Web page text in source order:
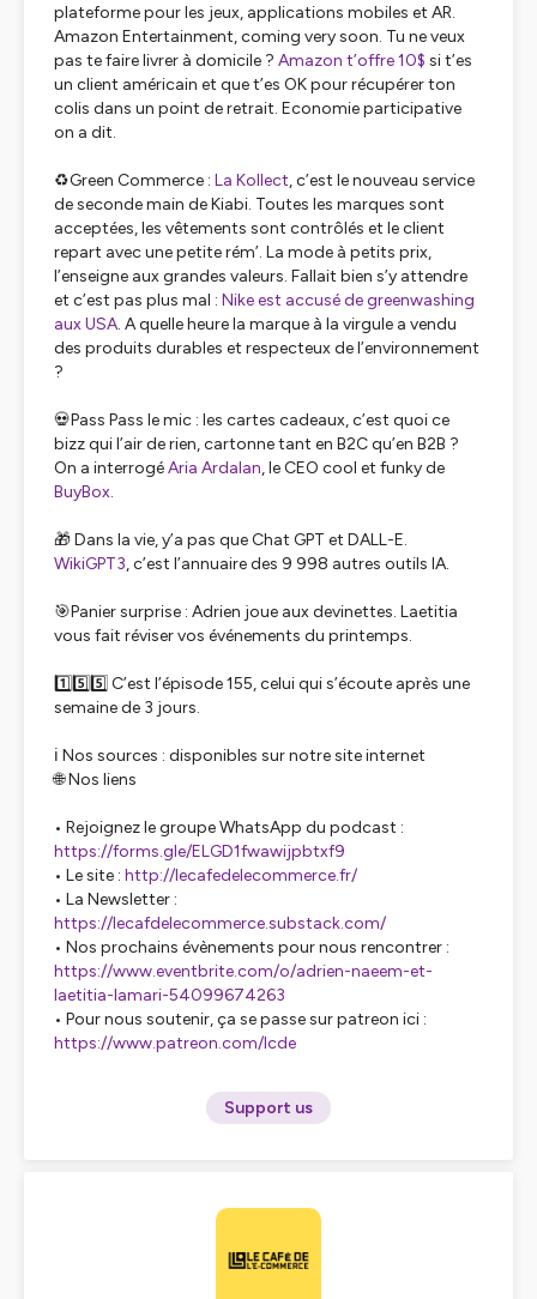
plateforme pour les jeux, applications mobiles et AR.
Amazon Entertainment, coming very soon. Tu ne veux
pas te faire livrer à domicile ? Amazon t’offre 10$ si t’es
un client américain et que t’es OK pour récupérer ton
colis dans un point de retrait. Economie participative
on a dit.
♻️Green Commerce : La Kollect, c’est le nouveau service
de seconde main de Kiabi. Toutes les marques sont
acceptées, les vêtements sont contrôlés et le client
repart avec une petite rém’. La mode à petits prix,
l’enseigne aux grandes valeurs. Fallait bien s’y attendre
et c’est pas plus mal : Nike est accusé de greenwashing
aux USA. A quelle heure la marque à la virgule a vendu
des produits durables et respecteux de l’environnement
?
💀Pass Pass le mic : les cartes cadeaux, c’est quoi ce
bizz qui l’air de rien, cartonne tant en B2C qu’en B2B ?
On a interrogéAria Ardalan, le CEO cool et funky de
BuyBox.
🎁 Dans la vie, y’a pas que Chat GPT et DALL-E.
WikiGPT3, c’est l’annuaire des 9 998 autres outils IA.
🎯Panier surprise : Adrien joue aux devinettes. Laetitia
vous fait réviser vos événements du printemps.
1️⃣5️⃣5️⃣ C’est l’épisode 155, celui qui s’écoute après une
semaine de 3 jours.
ℹ️ Nos sources : disponibles sur notre site internet
🌐 Nos liens
• Rejoignez le groupe WhatsApp du podcast :
https://forms.gle/ELGD1fwawijpbtxf9
• Le site : http://lecafedelecommerce.fr/
• La Newsletter :
https://lecafdelecommerce.substack.com/
• Nos prochains évènements pour nous rencontrer :
https://www.eventbrite.com/o/adrien-naeem-et-
laetitia-lamari-54099674263
• Pour nous soutenir, ça se passe sur patreon ici :
https://www.patreon.com/lcde
Support us